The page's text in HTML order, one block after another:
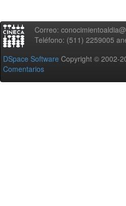
Correo:
Teléfono: (511) 2259005
DSpace Software Copyright © 2002-
Comentarios